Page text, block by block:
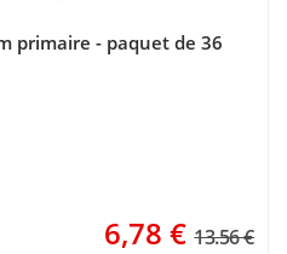
primaire - paquet de 36
6,78 € 13.56 €